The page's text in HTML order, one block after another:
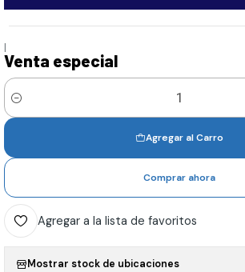
|
Venta especial
Cantidad
Agregar al Carro
Comprar ahora
Agregar a la lista de favoritos
Mostrar stock de ubicaciones